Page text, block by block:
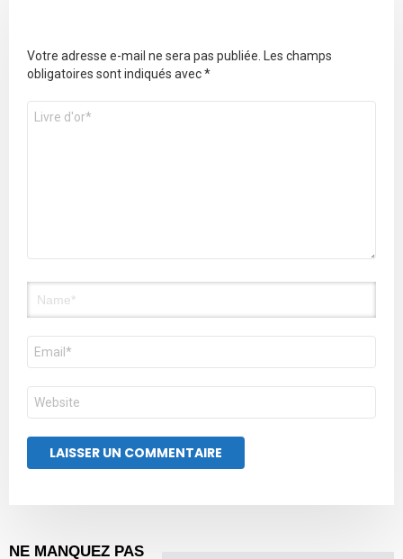
Votre adresse e-mail ne sera pas publiée.
Les champs
obligatoires sont indiqués avec*
Commentaire
Nom
E-
mail
Site
web
NE MANQUEZ PAS